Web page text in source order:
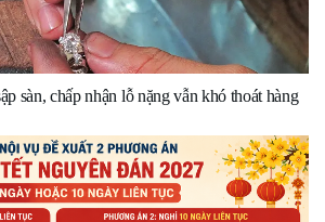
sàn, chấp nhận lỗ nặng vẫn khó thoát hàng